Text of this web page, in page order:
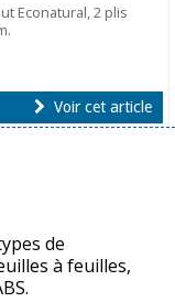
Econatural, 2 plis
Voir cet article
de
à feuilles,